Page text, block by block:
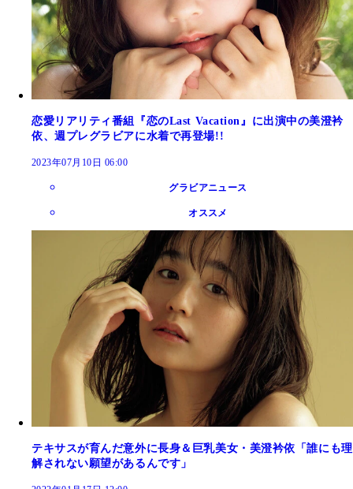
恋愛リアリティ番組『恋のLast Vacation』に出演中の美澄衿
依、週プレグラビアに水着で再登場!!
2023年07月10日 06:00
グラビアニュース
オススメ
テキサスが育んだ意外に長身＆巨乳美女・美澄衿依「誰にも理
解されない願望があるんです」